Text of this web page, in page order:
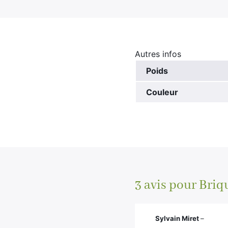
Autres infos
Poids
Couleur
3 avis pour
Sylvain Miret–